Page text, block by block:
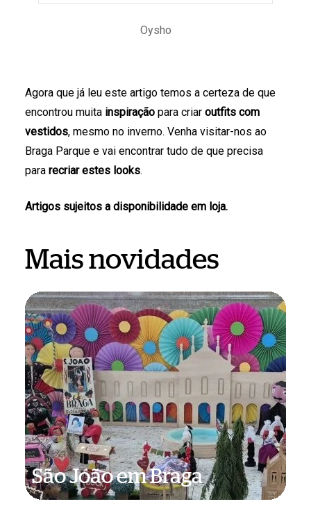
Oysho
Agora que já leu este artigo temos a certeza de que
encontrou muita inspiraçãopara criar outfits com
vestidos, mesmo no inverno. Venha visitar-nos ao
Braga Parque e vai encontrar tudo de que precisa
para recriar estes looks.
Artigos sujeitos a disponibilidade em loja.
Mais novidades
São
João
em
Braga
São João em Braga